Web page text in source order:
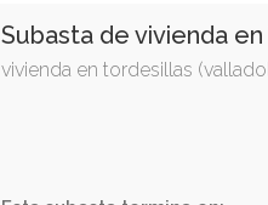
Subasta de vivienda
vivienda en tordesillas